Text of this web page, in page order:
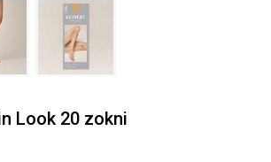
Look 20 zokni